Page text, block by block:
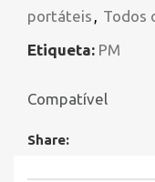
portáteis , Todos
Etiqueta: PM
Compatível
Share: